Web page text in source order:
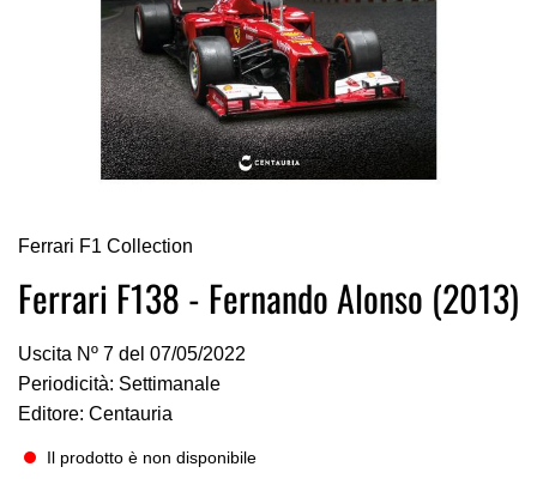
all'inizio
della
galleria
immagini
Ferrari F1 Collection
Ferrari F138 - Fernando Alonso (2013)
Uscita Nº 7 del 07/05/2022
Periodicità: Settimanale
Editore: Centauria
Il prodotto è non disponibile